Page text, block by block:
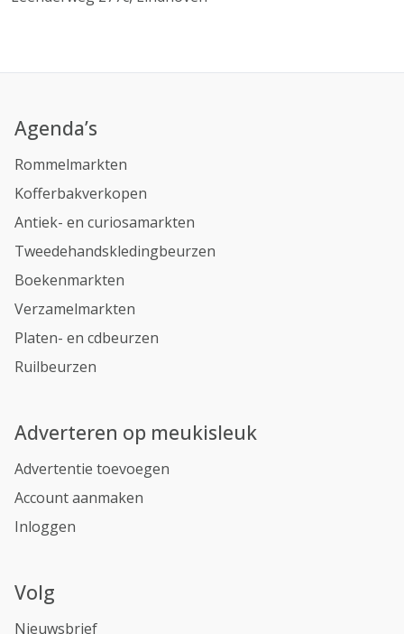
Agenda’s
Rommelmarkten
Kofferbakverkopen
Antiek- en curiosamarkten
Tweedehandskledingbeurzen
Boekenmarkten
Verzamelmarkten
Platen- en cdbeurzen
Ruilbeurzen
Adverteren op meukisleuk
Advertentie toevoegen
Account aanmaken
Inloggen
Volg
Nieuwsbrief